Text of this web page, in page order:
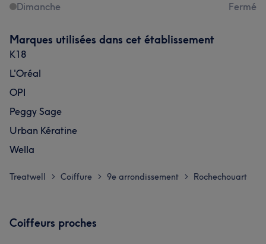
Dimanche
Fermé
Marques utilisées dans cet établissement
K18
L'Oréal
OPI
Peggy Sage
Urban Kératine
Wella
Treatwell > Coiffure > 9e arrondissement > Rochechouart
Coiffeurs proches